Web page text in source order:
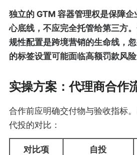
独立的 GTM 容器管理权是保障
心底线，不应完全托管给第三方。
规性配置是跨境营销的生命线，
的标签设置可能面临高额罚款风险
实操方案：代理商合作
合作前应明确交付物与验收指标
代投的对比：
对比项 自投